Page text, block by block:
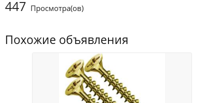
Похожие объявления
447 Просмотра(ов)